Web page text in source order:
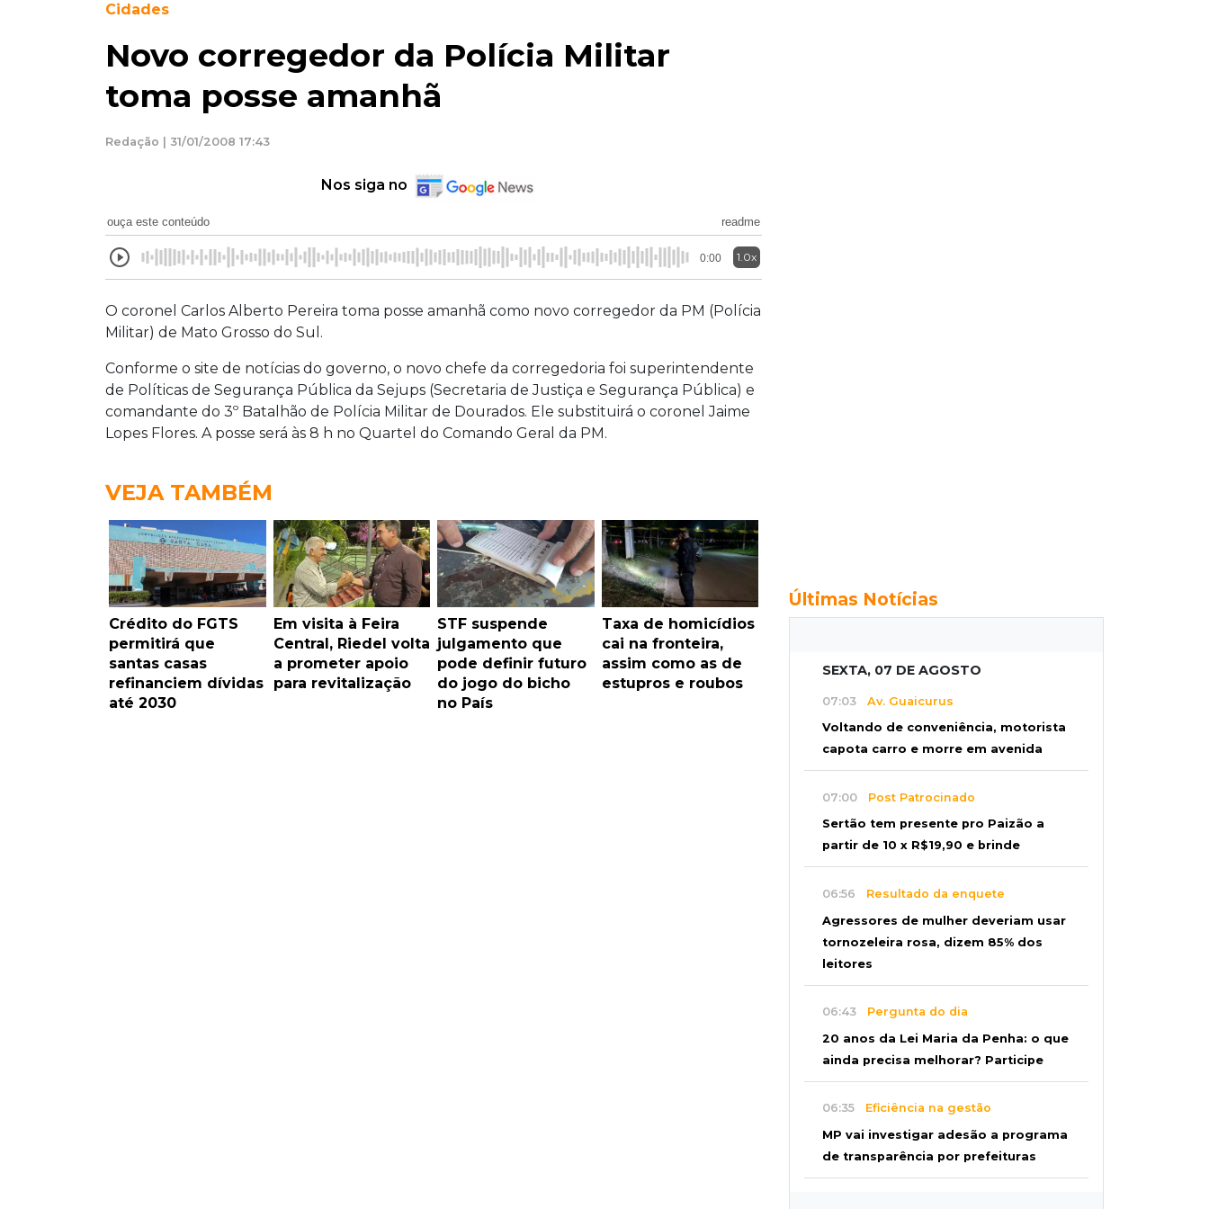
Cidades
Novo corregedor da Polícia Militar
toma posse amanhã
Redação | 31/01/2008 17:43
Nos siga no
ouça este conteúdo readme
0:00 1.0x
O coronel Carlos Alberto Pereira toma posse amanhã como novo corregedor da PM (Polícia
Militar) de Mato Grosso do Sul.
Conforme o site de notícias do governo, o novo chefe da corregedoria foi superintendente
de Políticas de Segurança Pública da Sejups (Secretaria de Justiça e Segurança Pública) e
comandante do 3º Batalhão de Polícia Militar de Dourados. Ele substituirá o coronel Jaime
Lopes Flores. A posse será às 8 h no Quartel do Comando Geral da PM.
VEJA TAMBÉM
Crédito do FGTS
permitirá que
santas casas
refinanciem dívidas
até 2030
Em visita à Feira
Central, Riedel volta
a prometer apoio
para revitalização
STF suspende
julgamento que
pode definir futuro
do jogo do bicho
no País
Taxa de homicídios
cai na fronteira,
assim como as de
estupros e roubos
Últimas Notícias
SEXTA, 07 DE AGOSTO
07:03 Av. Guaicurus
Voltando de conveniência, motorista
capota carro e morre em avenida
07:00 Post Patrocinado
Sertão tem presente pro Paizão a
partir de 10 x R$19,90 e brinde
06:56 Resultado da enquete
Agressores de mulher deveriam usar
tornozeleira rosa, dizem 85% dos
leitores
06:43 Pergunta do dia
20 anos da Lei Maria da Penha: o que
ainda precisa melhorar? Participe
06:35 Eficiência na gestão
MP vai investigar adesão a programa
de transparência por prefeituras